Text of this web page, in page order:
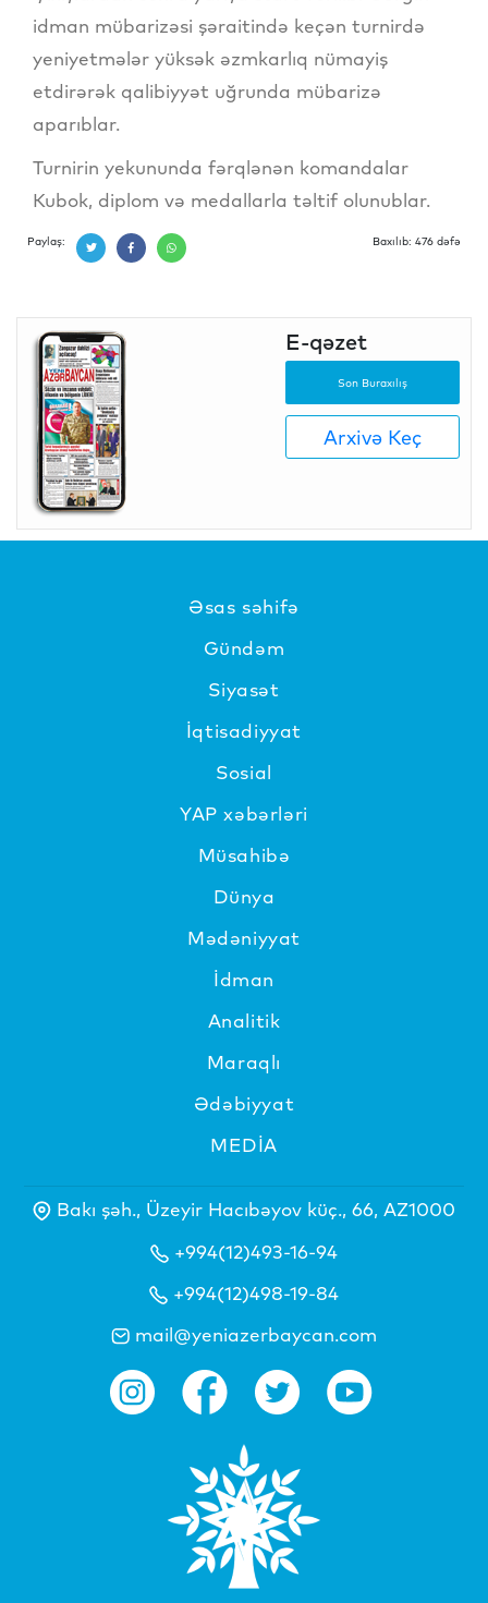
idman mübarizəsi şəraitində keçən turnirdə
yeniyetmələr yüksək əzmkarlıq nümayiş
etdirərək qalibiyyət uğrunda mübarizə
aparıblar.
Turnirin yekununda fərqlənən komandalar
Kubok, diplom və medallarla təltif olunublar.
Paylaş: Baxılıb: 476 dəfə
E-qəzet
Son Buraxılış
Arxivə Keç
Əsas səhifə
Gündəm
Siyasət
İqtisadiyyat
Sosial
YAP xəbərləri
Müsahibə
Dünya
Mədəniyyat
İdman
Analitik
Maraqlı
Ədəbiyyat
MEDİA
Bakı şəh., Üzeyir Hacıbəyov küç., 66, AZ1000
+994(12)493-16-94
+994(12)498-19-84
mail@yeniazerbaycan.com